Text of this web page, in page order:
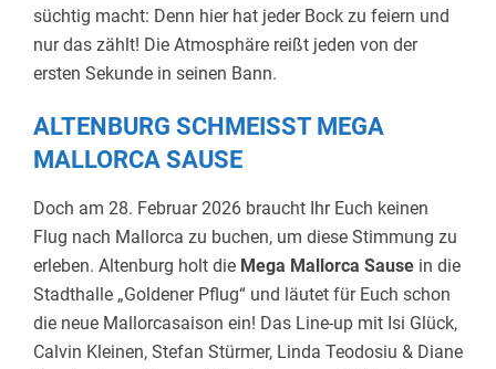
süchtig macht: Denn hier hat jeder Bock zu feiern und
nur das zählt! Die Atmosphäre reißt jeden von der
ersten Sekunde in seinen Bann.
ALTENBURG SCHMEISST MEGA M
ALLORCA SAUSE
Doch am 28. Februar 2026 braucht Ihr Euch keinen
Flug nach Mallorca zu buchen, um diese Stimmung zu
erleben. Altenburg holt die Mega Mallorca Sause in die
Stadthalle „Goldener Pflug“ und läutet für Euch schon
die neue Mallorcasaison ein! Das Line-up mit Isi Glück,
Calvin Kleinen, Stefan Stürmer, Linda Teodosiu & Diane